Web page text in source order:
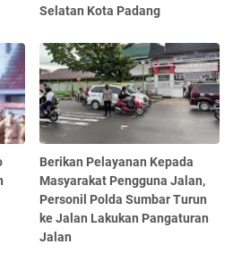
Selatan Kota Padang
Berikan Pelayanan Kepada
Masyarakat Pengguna Jalan,
Personil Polda Sumbar Turun
ke Jalan Lakukan Pangaturan
Jalan